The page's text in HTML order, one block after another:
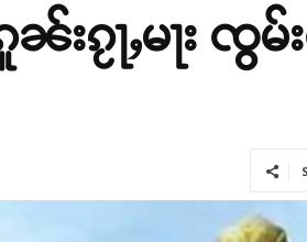
ၼ်းၵႂႃႇမႃး